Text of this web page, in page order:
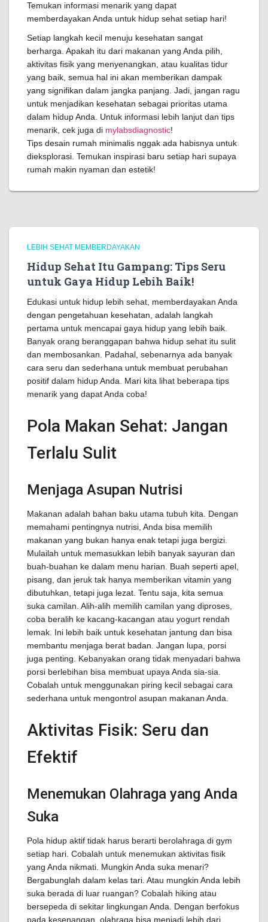
Temukan informasi menarik yang dapat
memberdayakan Anda untuk hidup sehat setiap hari!
Setiap langkah kecil menuju kesehatan sangat
berharga. Apakah itu dari makanan yang Anda pilih,
aktivitas fisik yang menyenangkan, atau kualitas tidur
yang baik, semua hal ini akan memberikan dampak
yang signifikan dalam jangka panjang. Jadi, jangan ragu
untuk menjadikan kesehatan sebagai prioritas utama
dalam hidup Anda. Untuk informasi lebih lanjut dan tips
menarik, cek juga di mylabsdiagnostic!
Tips desain rumah minimalis nggak ada habisnya untuk
dieksplorasi. Temukan inspirasi baru setiap hari supaya
rumah makin nyaman dan estetik!
LEBIH SEHAT MEMBERDAYAKAN
Hidup Sehat Itu Gampang: Tips Seru
untuk Gaya Hidup Lebih Baik!
Edukasi untuk hidup lebih sehat, memberdayakan Anda
dengan pengetahuan kesehatan, adalah langkah
pertama untuk mencapai gaya hidup yang lebih baik.
Banyak orang beranggapan bahwa hidup sehat itu sulit
dan membosankan. Padahal, sebenarnya ada banyak
cara seru dan sederhana untuk membuat perubahan
positif dalam hidup Anda. Mari kita lihat beberapa tips
menarik yang dapat Anda coba!
Pola Makan Sehat: Jangan
Terlalu Sulit
Menjaga Asupan Nutrisi
Makanan adalah bahan baku utama tubuh kita. Dengan
memahami pentingnya nutrisi, Anda bisa memilih
makanan yang bukan hanya enak tetapi juga bergizi.
Mulailah untuk memasukkan lebih banyak sayuran dan
buah-buahan ke dalam menu harian. Buah seperti apel,
pisang, dan jeruk tak hanya memberikan vitamin yang
dibutuhkan, tetapi juga lezat. Tentu saja, kita semua
suka camilan. Alih-alih memilih camilan yang diproses,
coba beralih ke kacang-kacangan atau yogurt rendah
lemak. Ini lebih baik untuk kesehatan jantung dan bisa
membantu menjaga berat badan. Jangan lupa, porsi
juga penting. Kebanyakan orang tidak menyadari bahwa
porsi berlebihan bisa membuat upaya Anda sia-sia.
Cobalah untuk menggunakan piring kecil sebagai cara
sederhana untuk mengontrol asupan makanan Anda.
Aktivitas Fisik: Seru dan
Efektif
Menemukan Olahraga yang Anda
Suka
Pola hidup aktif tidak harus berarti berolahraga di gym
setiap hari. Cobalah untuk menemukan aktivitas fisik
yang Anda nikmati. Mungkin Anda suka menari?
Bergabunglah dalam kelas tari. Atau mungkin Anda lebih
suka berada di luar ruangan? Cobalah hiking atau
bersepeda di sekitar lingkungan Anda. Dengan berfokus
pada kesenangan, olahraga bisa menjadi lebih dari